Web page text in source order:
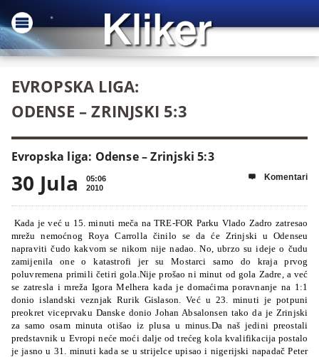
EVROPSKA LIGA:
ODENSE – ZRINJSKI 5:3
Evropska liga: Odense – Zrinjski 5:3
30 Jula
05:06
2010
 Komentari
Kada je već u 15. minuti meča na TRE-FOR Parku Vlado Zadro zatresao
mrežu nemoćnog Roya Carrolla činilo se da će Zrinjski u Odenseu
napraviti čudo kakvom se nikom nije nadao. No, ubrzo su ideje o čudu
zamijenila one o katastrofi jer su Mostarci samo do kraja prvog
poluvremena primili četiri gola.Nije prošao ni minut od gola Zadre, a već
se zatresla i mreža Igora Melhera kada je domaćima poravnanje na 1:1
donio islandski veznjak Rurik Gislason. Već u 23. minuti je potpuni
preokret viceprvaku Danske donio Johan Absalonsen tako da je Zrinjski
za samo osam minuta otišao iz plusa u minus.Da naš jedini preostali
predstavnik u Evropi neće moći dalje od trećeg kola kvalifikacija postalo
je jasno u 31. minuti kada se u strijelce upisao i nigerijski napadač Peter